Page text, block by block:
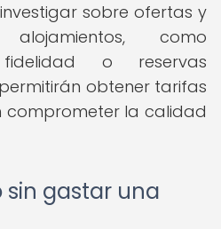
sobre ofertas y
como
o reservas
obtener tarifas
comprometer la calidad
sin gastar una